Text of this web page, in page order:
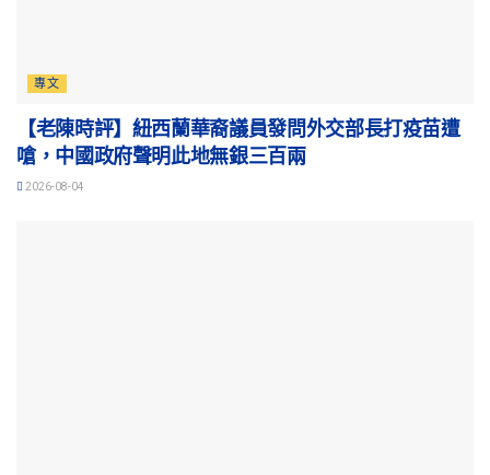
專文
【老陳時評】紐西蘭華裔議員發問外交部長打疫苗遭
嗆，中國政府聲明此地無銀三百兩
2026-08-04